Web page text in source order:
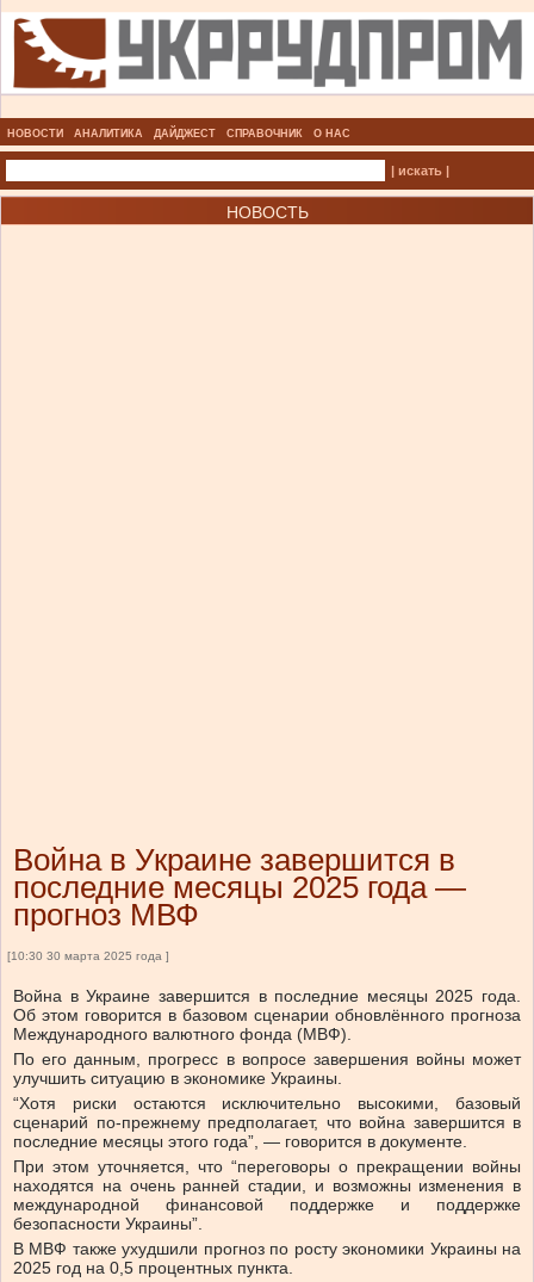
НОВОСТИ АНАЛИТИКА ДАЙДЖЕСТ СПРАВОЧНИК О НАС
| искать |
НОВОСТЬ
Война в Украине завершится в
последние месяцы 2025 года —
прогноз МВФ
[10:30 30 марта 2025 года ]
Война в Украине завершится в последние месяцы 2025 года.
Об этом говорится в базовом сценарии обновлённого прогноза
Международного валютного фонда (МВФ).
По его данным, прогресс в вопросе завершения войны может
улучшить ситуацию в экономике Украины.
“Хотя риски остаются исключительно высокими, базовый
сценарий по-прежнему предполагает, что война завершится в
последние месяцы этого года”, — говорится в документе.
При этом уточняется, что “переговоры о прекращении войны
находятся на очень ранней стадии, и возможны изменения в
международной финансовой поддержке и поддержке
безопасности Украины”.
В МВФ также ухудшили прогноз по росту экономики Украины на
2025 год на 0,5 процентных пункта.